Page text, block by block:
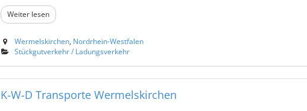
Weiter lesen
Wermelskirchen, Nordrhein-Westfalen
Stückgutverkehr / Ladungsverkehr
K-W-D Transporte Wermelskirchen